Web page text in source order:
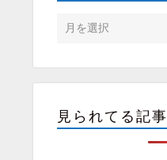
見られてる記事